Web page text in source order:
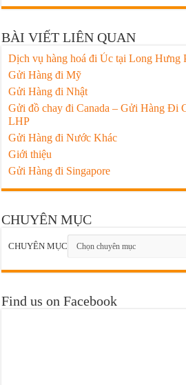
BÀI VIẾT LIÊN QUAN
Dịch vụ hàng hoá đi Úc tại Long Hưng
Gửi Hàng đi Mỹ
Gửi Hàng đi Nhật
Gửi đồ chay đi Canada – Gửi Hàng Đi
LHP
Gửi Hàng đi Nước Khác
Giới thiệu
Gửi Hàng đi Singapore
CHUYÊN MỤC
CHUYÊN MỤC
Find us on Facebook